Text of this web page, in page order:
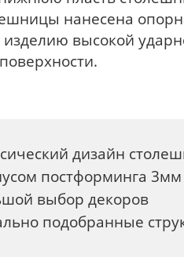
нанесена
высокой
дизайн
постформинга 3мм
выбор декоров
подобранные